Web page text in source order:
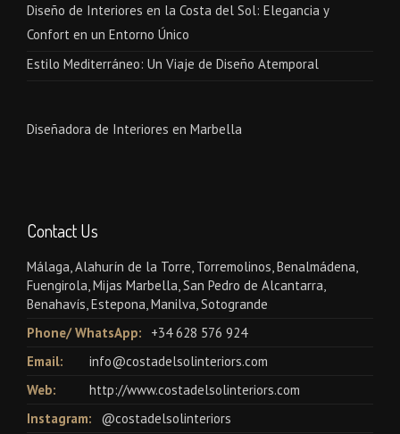
Diseño de Interiores en la Costa del Sol: Elegancia y
Confort en un Entorno Único
Estilo Mediterráneo: Un Viaje de Diseño Atemporal
Diseñadora de Interiores en Marbella
Contact Us
Málaga, Alahurín de la Torre, Torremolinos, Benalmádena,
Fuengirola, Mijas Marbella, San Pedro de Alcantarra,
Benahavís, Estepona, Manilva, Sotogrande
Phone/ WhatsApp:
+34 628 576 924
Email:
info@costadelsolinteriors.com
Web:
http://www.costadelsolinteriors.com
Instagram:
@costadelsolinteriors